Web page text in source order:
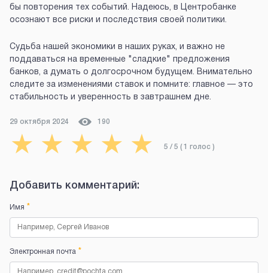
бы повторения тех событий. Надеюсь, в Центробанке
осознают все риски и последствия своей политики.
Судьба нашей экономики в наших руках, и важно не
поддаваться на временные "сладкие" предложения
банков, а думать о долгосрочном будущем. Внимательно
следите за изменениями ставок и помните: главное — это
стабильность и уверенность в завтрашнем дне.
29 октября 2024 190
★ ★ ★ ★ ★ 5 / 5 ( 1 голос )
Добавить комментарий:
Имя *
Электронная почта *